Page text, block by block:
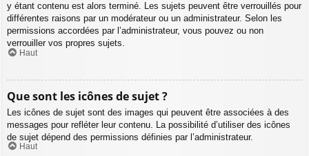
y étant contenu est alors terminé. Les sujets peuvent être verrouillés pour
différentes raisons par un modérateur ou un administrateur. Selon les
permissions accordées par l’administrateur, vous pouvez ou non
verrouiller vos propres sujets.
Haut
Que sont les icônes de sujet ?
Les icônes de sujet sont des images qui peuvent être associées à des
messages pour refléter leur contenu. La possibilité d’utiliser des icônes
de sujet dépend des permissions définies par l’administrateur.
Haut